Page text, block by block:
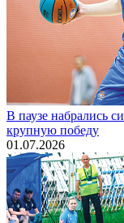
В паузе набрались
крупную победу
01.07.2026